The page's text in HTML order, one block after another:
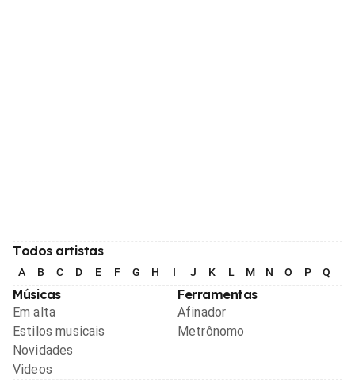
Todos artistas
A B C D E F G H I J K L M N O P Q
Músicas
Em alta
Estilos musicais
Novidades
Videos
Ferramentas
Afinador
Metrônomo